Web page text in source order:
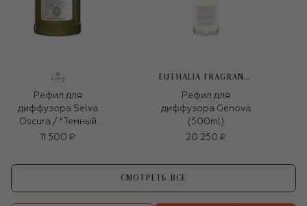
Рефил для
диффузора Selva
Oscura / "Темный
лес" (500ml)
11 500 ₽
EUTHALIA FRAGRANCES
Рефил для
диффузора Genova
(500ml)
20 250 ₽
СМОТРЕТЬ ВСЕ